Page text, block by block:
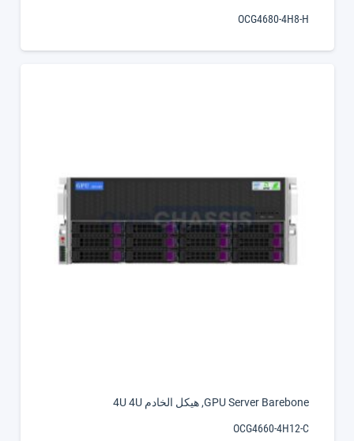
OCG4680-4H8-H
GPU Server Barebone
,هيكل الخادم 4U 4U
OCG4660-4H12-C